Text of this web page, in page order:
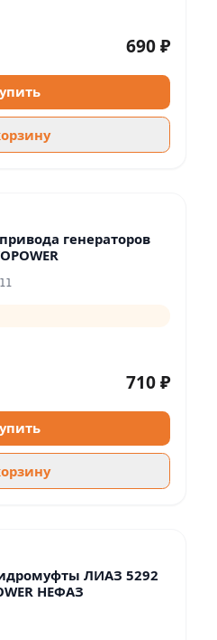
690 ₽
генераторов
710 ₽
ЛИАЗ 5292
НЕФАЗ